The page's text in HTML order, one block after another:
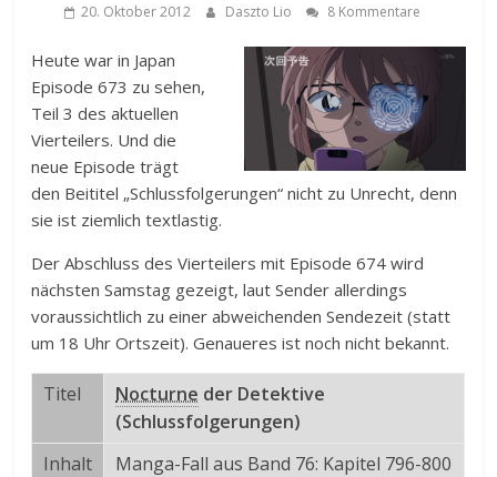
20. Oktober 2012 Daszto Lio 8 Kommentare
Heute war in Japan
Episode 673 zu sehen,
Teil 3 des aktuellen
Vierteilers. Und die
neue Episode trägt
den Beititel „Schlussfolgerungen“ nicht zu Unrecht, denn
sie ist ziemlich textlastig.
Der Abschluss des Vierteilers mit Episode 674 wird
nächsten Samstag gezeigt, laut Sender allerdings
voraussichtlich zu einer abweichenden Sendezeit (statt
um 18 Uhr Ortszeit). Genaueres ist noch nicht bekannt.
Titel Nocturne der Detektive
(Schlussfolgerungen)
Inhalt
Manga-Fall aus Band 76: Kapitel 796-800